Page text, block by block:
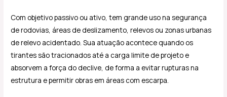
Com objetivo passivo ou ativo, tem grande uso na segurança
de rodovias, áreas de deslizamento, relevos ou zonas urbanas
de relevo acidentado. Sua atuação acontece quando os
tirantes são tracionados até a carga limite de projeto e
absorvem a força do declive, de forma a evitar rupturas na
estrutura e permitir obras em áreas com escarpa.